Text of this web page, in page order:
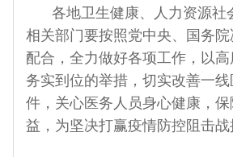
各地卫生健康、人力资源社
相关部门要按照党中央、国务
配合，全力做好各项工作，以高
务实到位的举措，切实改善一
件，关心医务人员身心健康，
益，为坚决打赢疫情防控阻击战